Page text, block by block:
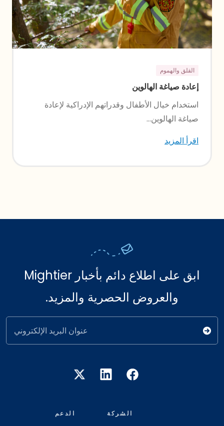
القلق والهموم
إعادة صياغة الهالوين
استخدام خيال الأطفال وقدراتهم الإدراكية لإعادة
صياغة الهالوين...
اقرأ المزيد
ابق على اطلاع دائم بأخبار Mightier
والعروض الحصرية والمزيد.
عنوان البريد الإلكتروني
الشركة الدعم